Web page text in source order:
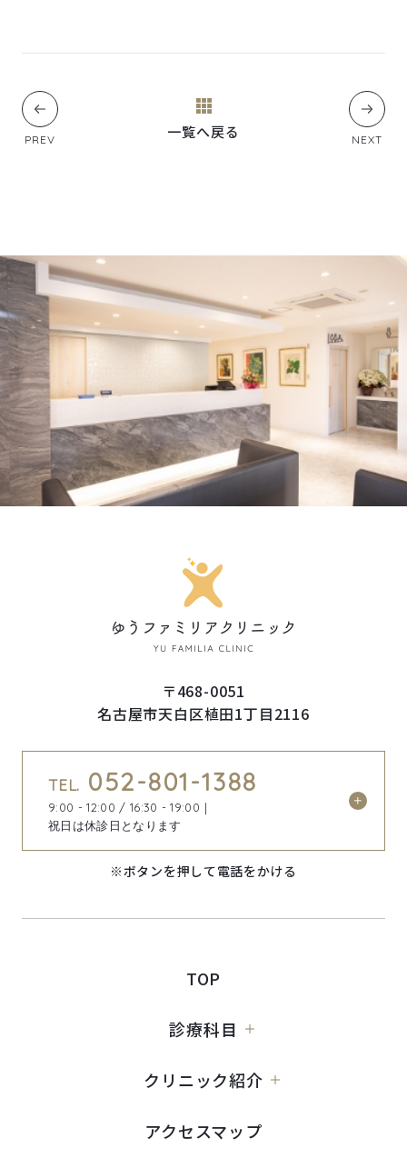
一覧へ戻る
PREV NEXT
〒468-0051
名古屋市天白区植田1丁目2116
TEL. 052-801-1388
9:00 - 12:00 / 16:30 - 19:00｜
祝日は休診日となります
※ボタンを押して電話をかける
TOP
診療科目
クリニック紹介
アクセスマップ